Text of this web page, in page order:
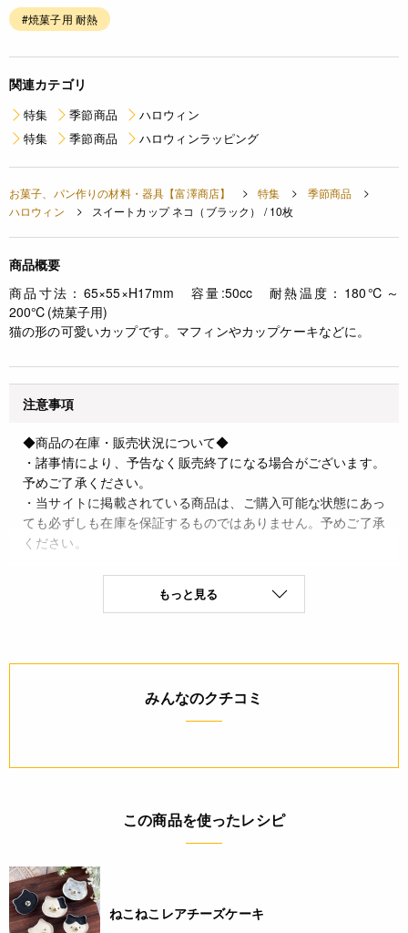
#焼菓子用 耐熱
関連カテゴリ
特集 季節商品
ハロウィン
特集
季節商品 ハロウィンラッピング
お菓子、パン作りの材料・器具【富澤商店】 特集
季節商品
ハロウィン
スイートカップ ネコ（ブラック） / 10枚
商品概要
商品寸法：65×55×H17mm 容量:50cc 耐熱温度：180℃～
200℃(焼菓子用)
猫の形の可愛いカップです。マフィンやカップケーキなどに。
注意事項
◆商品の在庫・販売状況について◆
・諸事情により、予告なく販売終了になる場合がございます。
予めご了承ください。
・当サイトに掲載されている商品は、ご購入可能な状態にあっ
ても必ずしも在庫を保証するものではありません。予めご了承
ください。
もっと見る
みんなのクチコミ
この商品を使ったレシピ
ねこねこレアチーズケーキ